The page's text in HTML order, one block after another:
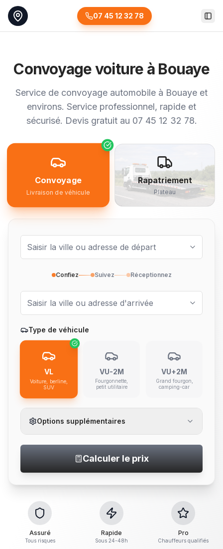
07 45 12 32 78
Convoyage voiture à Bouaye
Service de convoyage automobile à Bouaye et
environs. Service professionnel, rapide et
sécurisé. Devis gratuit au 07 45 12 32 78.
Convoyage
Livraison de véhicule
Rapatriement
Plateau
Confiez Suivez Réceptionnez
Type de véhicule
VL
Voiture, berline,
SUV
VU-2M
Fourgonnette,
petit utilitaire
VU+2M
Grand fourgon,
camping-car
Options supplémentaires
Calculer le prix
Assuré
Tous risques
Rapide
Sous 24-48h
Pro
Chauffeurs qualifiés